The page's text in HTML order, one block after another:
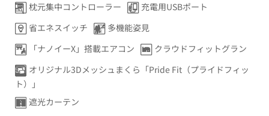
枕元集中コントローラー
充電用USBポート
省エネスイッチ
多機能姿見
「ナノイーX」搭載エアコン
クラウドフィットグラン
オリジナル3Dメッシュまくら「Pride Fit（プライドフィッ
ト）」
遮光カーテン